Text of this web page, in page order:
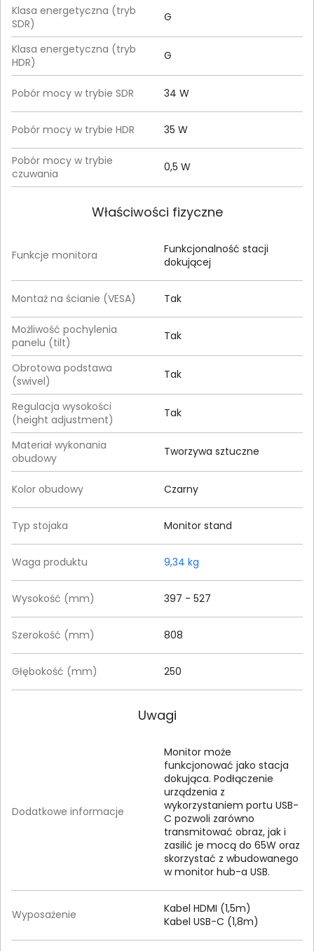
Klasa energetyczna (tryb
SDR)
G
Klasa energetyczna (tryb
HDR)
G
Pobór mocy w trybie SDR 34 W
Pobór mocy w trybie HDR 35 W
Pobór mocy w trybie
czuwania
0,5 W
Właściwości fizyczne
Funkcje monitora
Funkcjonalność stacji
dokującej
Montaż na ścianie (VESA) Tak
Możliwość pochylenia
panelu (tilt)
Tak
Obrotowa podstawa
(swivel)
Tak
Regulacja wysokości
(height adjustment)
Tak
Materiał wykonania
obudowy
Tworzywa sztuczne
Kolor obudowy Czarny
Typ stojaka Monitor stand
Waga produktu 9,34 kg
Wysokość (mm) 397 - 527
Szerokość (mm) 808
Głębokość (mm) 250
Uwagi
Dodatkowe informacje
Monitor może
funkcjonować jako stacja
dokująca. Podłączenie
urządzenia z
wykorzystaniem portu USB-
C pozwoli zarówno
transmitować obraz, jak i
zasilić je mocą do 65W oraz
skorzystać z wbudowanego
w monitor hub-a USB.
Wyposażenie
Kabel HDMI (1,5m)
Kabel USB-C (1,8m)